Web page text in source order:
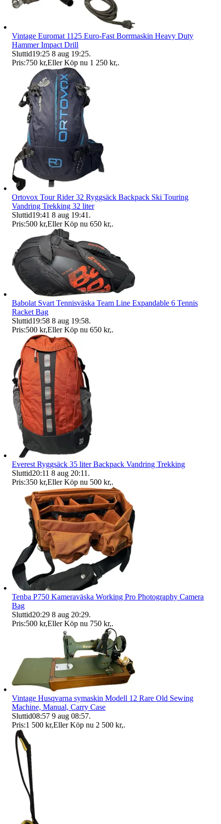
Vintage Euromat 1125 Euro-Fast Borrmaskin Heavy Duty
Hammer Impact Drill
Sluttid19:25 8 aug 19:25.
Pris:750 kr,Eller Köp nu 1 250 kr,.
Ortovox Tour Rider 32 Ryggsäck Backpack Ski Touring
Vandring Trekking 32 liter
Sluttid19:41 8 aug 19:41 .
Pris:500 kr,Eller Köp nu 650 kr,.
Babolat Svart Tennisväska Team Line Expandable 6 Tennis
Racket Bag
Sluttid19:58 8 aug 19:58.
Pris:500 kr,Eller Köp nu 650 kr,.
Everest Ryggsäck 35 liter Backpack Vandring Trekking
Sluttid20:11 8 aug 20:11 .
Pris:350 kr,Eller Köp nu 500 kr,.
Tenba P750 Kameraväska Working Pro Photography Camera
Bag
Sluttid20:29 8 aug 20:29.
Pris:500 kr,Eller Köp nu 750 kr,.
Vintage Husqvarna symaskin Modell 12 Rare Old Sewing
Machine, Manual, Carry Case
Sluttid08:57 9 aug 08:57.
Pris:1 500 kr,Eller Köp nu 2 500 kr,.